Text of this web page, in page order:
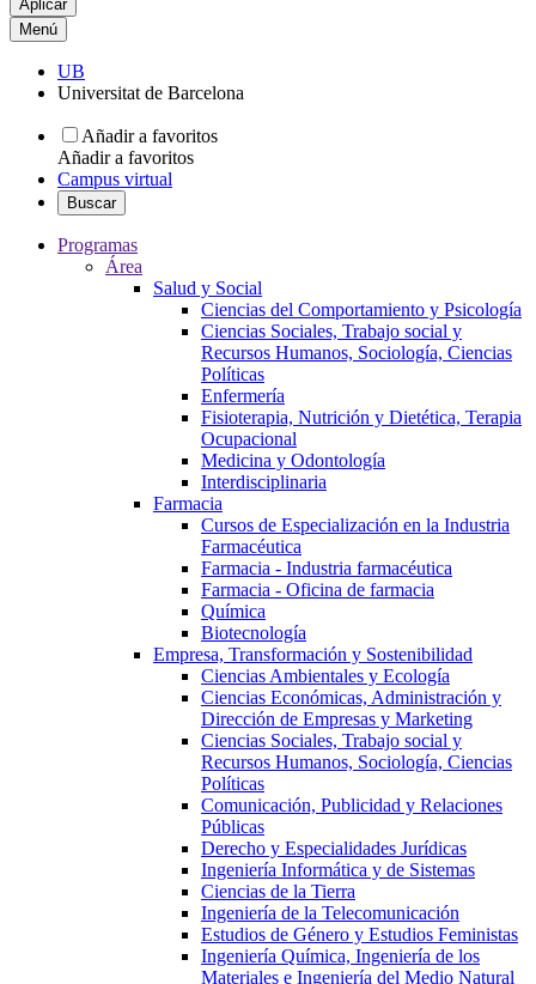
Menú
UB
Universitat de Barcelona
Añadir a favoritos
Añadir a favoritos
Campus virtual
Buscar
Programas
Área
Salud y Social
Ciencias del Comportamiento y Psicología
Ciencias Sociales, Trabajo social y
Recursos Humanos, Sociología, Ciencias
Políticas
Enfermería
Fisioterapia, Nutrición y Dietética, Terapia
Ocupacional
Medicina y Odontología
Interdisciplinaria
Farmacia
Cursos de Especialización en la Industria
Farmacéutica
Farmacia - Industria farmacéutica
Farmacia - Oficina de farmacia
Química
Biotecnología
Empresa, Transformación y Sostenibilidad
Ciencias Ambientales y Ecología
Ciencias Económicas, Administración y
Dirección de Empresas y Marketing
Ciencias Sociales, Trabajo social y
Recursos Humanos, Sociología, Ciencias
Políticas
Comunicación, Publicidad y Relaciones
Públicas
Derecho y Especialidades Jurídicas
Ingeniería Informática y de Sistemas
Ciencias de la Tierra
Ingeniería de la Telecomunicación
Estudios de Género y Estudios Feministas
Ingeniería Química, Ingeniería de los
Materiales e Ingeniería del Medio Natural